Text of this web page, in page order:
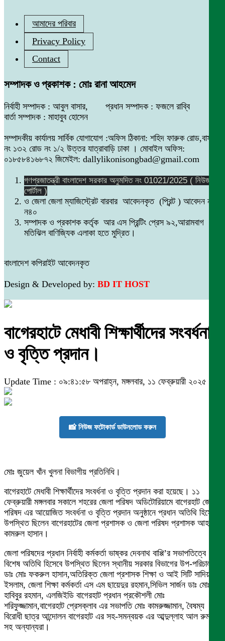
আমাদের পরিবার
Privacy Policy
Contact
সম্পাদক ও প্রকাশক : মোঃ রানা আহমেদ
নির্বাহী সম্পাদক : আবুল বাসার, প্রধান সম্পাদক : ফজলে রাব্বি
বার্তা সম্পাদক : মাহাবুব হোসেন
সম্পাদকীয় কার্যালয় সার্বিক যোগাযোগ :অফিস ঠিকানা: শহিদ ফারুক রোড,বাসা
নং ১৩২ রোড নং ১/২ উত্তর যাত্রাবাড়ি ঢাকা । মোবাইল অফিস:
০১৮৫৮৪১৬৮৭২ জিমেইল: dallylikonisongbad@gmail.com
গণপ্রজাতন্ত্রী বাংলাদেশ সরকার অনুমদিত নং 01021/2025 ( নিউজ
পোর্টাল )
ও জেলা জেলা ম্যাজিস্ট্রেট বারবার আবেদনকৃত (প্রিন্ট ) আবেদন নং
ন৪০
সম্পাদক ও প্রকাশক কর্তৃক আর এস প্রিন্টিং প্রেস ৯২,আরামবাগ
মতিঝিল বাণিজ্যিক এলাকা হতে মুদ্রিত।
বাংলাদেশ কপিরাইট আবেদনকৃত
Design & Developed by: BD IT HOST
বাগেরহাটে মেধাবী শিক্ষার্থীদের সংবর্ধনা
ও বৃত্তি প্রদান।
Update Time : ০৯:৪১:৫৮ অপরাহ্ন, মঙ্গলবার, ১১ ফেব্রুয়ারী ২০২৫
📸 নিউজ ফটোকার্ড ডাউনলোড করুন
মোঃ জুয়েল খাঁন খুলনা বিভাগীয় প্রতিনিধি।
বাগেরহাটে মেধাবী শিক্ষার্থীদের সংবর্ধনা ও বৃত্তি প্রদান করা হয়েছে। ১১
ফেব্রুয়ারী মঙ্গলবার সকালে শহরের জেলা পরিষদ অডিটোরিয়ামে বাগেরহাট জেলা
পরিষদ এর আয়োজিত সংবর্ধনা ও বৃত্তি প্রদান অনুষ্ঠানে প্রধান অতিথি হিসেবে
উপস্থিত ছিলেন বাগেরহাটের জেলা প্রশাসক ও জেলা পরিষদ প্রশাসক আহমেদ
কামরুল হাসান।
জেলা পরিষদের প্রধান নির্বাহী কর্মকর্তা ভাষ্কর দেবনাথ বাপ্পি’র সভাপতিত্বে
বিশেষ অতিথি হিসেবে উপস্থিত ছিলেন স্থানীয় সরকার বিভাগের উপ-পরিচালক
ডাঃ মোঃ ফকরুল হাসান,অতিরিক্ত জেলা প্রশাসক শিক্ষা ও আই সিটি সাদিয়া
ইসলাম, জেলা শিক্ষা কর্মকর্তা এস এম ছায়েদুর রহমান,সিভিল সার্জন ডাঃ মোঃ
হাবিবুর রহমান, এলজিইডি বাগেরহাট প্রধান প্রকৌশলী মোঃ
শরিফুজ্জামান,বাগেরহাট প্রেসক্লাব এর সভাপতি মোঃ কামরুজ্জামান, বৈষম্য
বিরোধী ছাত্র আন্দোলন বাগেরহাট এর সহ-সমন্বয়ক এর আব্দুল্লাহ আল রুমান
সহ অন্যান্যরা।